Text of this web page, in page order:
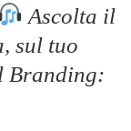
Ascolta il
sul tuo
Branding: